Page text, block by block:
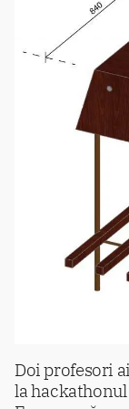
Doi profesori
la